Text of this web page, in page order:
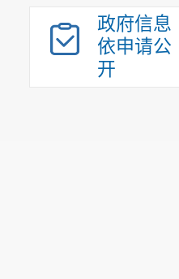
政府信息
依申请公
开